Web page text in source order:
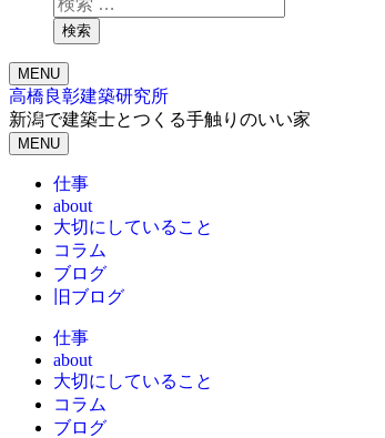
検索
MENU
高橋良彰建築研究所
新潟で建築士とつくる手触りのいい家
MENU
仕事
about
大切にしていること
コラム
ブログ
旧ブログ
仕事
about
大切にしていること
コラム
ブログ